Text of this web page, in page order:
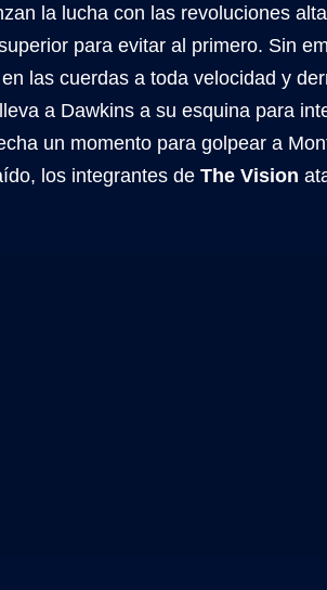
la lucha con las revoluciones
para evitar al primero. Sin
las cuerdas a toda velocidad y
a Dawkins a su esquina para
un momento para golpear a
los integrantes de The Vision